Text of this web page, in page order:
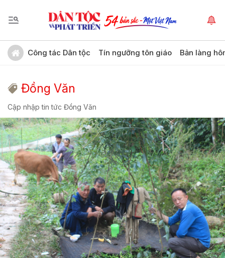
Công tác Dân tộc Tín ngưỡng tôn giáo Bản làng
Đồng Văn
Cập nhập tin tức Đồng Văn